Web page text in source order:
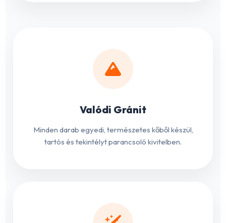
Valódi Gránit
Minden darab egyedi, természetes kőből készül,
tartós és tekintélyt parancsoló kivitelben.